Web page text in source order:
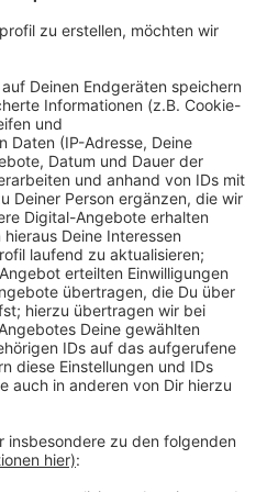
unterwegs
angesprochen hat. Er
und versucht haben sie
sie gegen ihren Willen
Frau hat um Hilfe
sind auf die Schreie
flüchtete der Mann.
und ca. 1,80m groß
hatte er kurze schwarze